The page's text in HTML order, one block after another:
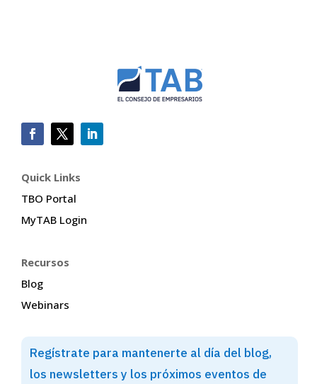
Quick Links
TBO Portal
MyTAB Login
Recursos
Blog
Webinars
Regístrate para mantenerte al día del blog,
los newsletters y los próximos eventos de